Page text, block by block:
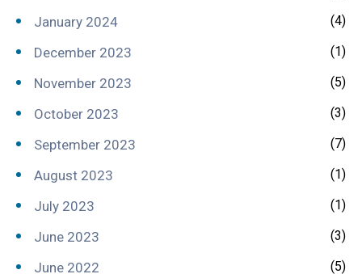
January 2024 (4)
December 2023 (1)
November 2023 (5)
October 2023 (3)
September 2023 (7)
August 2023 (1)
July 2023 (1)
June 2023 (3)
June 2022 (5)